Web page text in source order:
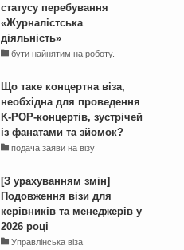
статусу перебування
«Журналістська
діяльність»
бути найнятим на роботу.
Що таке концертна віза,
необхідна для проведення
K-POP-концертів, зустрічей
із фанатами та зйомок?
подача заяви на візу
[З урахуванням змін]
Подовження візи для
керівників та менеджерів у
2026 році
Управлінська віза